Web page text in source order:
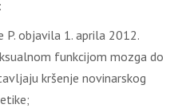
P. objavila 1. aprila 2012.
funkcijom mozga do
kršenje novinarskog